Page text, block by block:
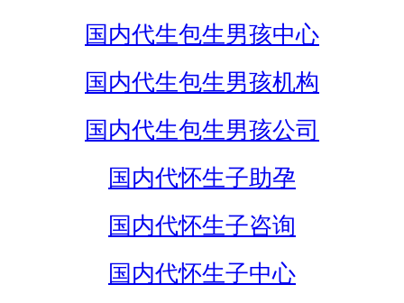
国内代生包生男孩中心
国内代生包生男孩机构
国内代生包生男孩公司
国内代怀生子助孕
国内代怀生子咨询
国内代怀生子中心